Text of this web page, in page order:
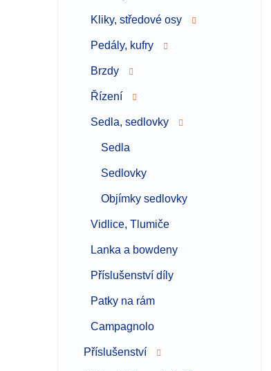
Kliky, středové osy
Pedály, kufry
Brzdy
Řízení
Sedla, sedlovky
Sedla
Sedlovky
Objímky sedlovky
Vidlice, Tlumiče
Lanka a bowdeny
Příslušenství díly
Patky na rám
Campagnolo
Příslušenství